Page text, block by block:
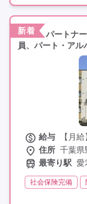
新着
パートナ
員、パート・アル
給与
【月
住所 千葉県
最寄り駅 愛
社会保険完備